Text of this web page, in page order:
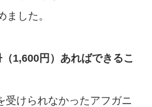
ました。
1,600円）あればできるこ
けられなかったアフガニ